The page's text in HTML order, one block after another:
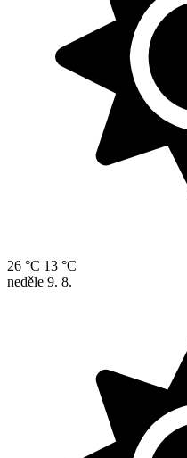
26 °C 13 °C
neděle 9. 8.